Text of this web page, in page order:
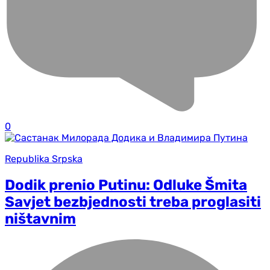
0
Republika Srpska
Dodik prenio Putinu: Odluke Šmita
Savjet bezbjednosti treba proglasiti
ništavnim